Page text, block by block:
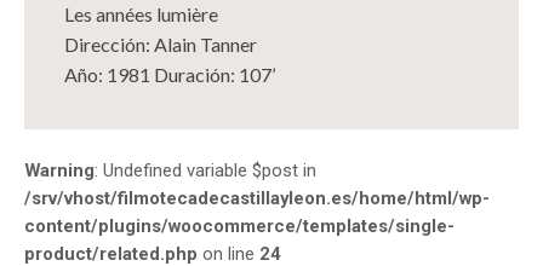
Les années lumière
Dirección: Alain Tanner
Año: 1981 Duración: 107’
Warning: Undefined variable $post in
/srv/vhost/filmotecadecastillayleon.es/home/html/wp-
content/plugins/woocommerce/templates/single-
product/related.php on line 24